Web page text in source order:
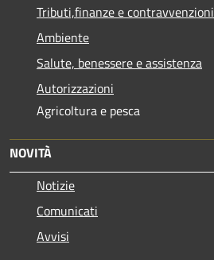
Tributi,finanze e contravvenzioni
Ambiente
Salute, benessere e assistenza
Autorizzazioni
Agricoltura e pesca
NOVITÀ
Notizie
Comunicati
Avvisi